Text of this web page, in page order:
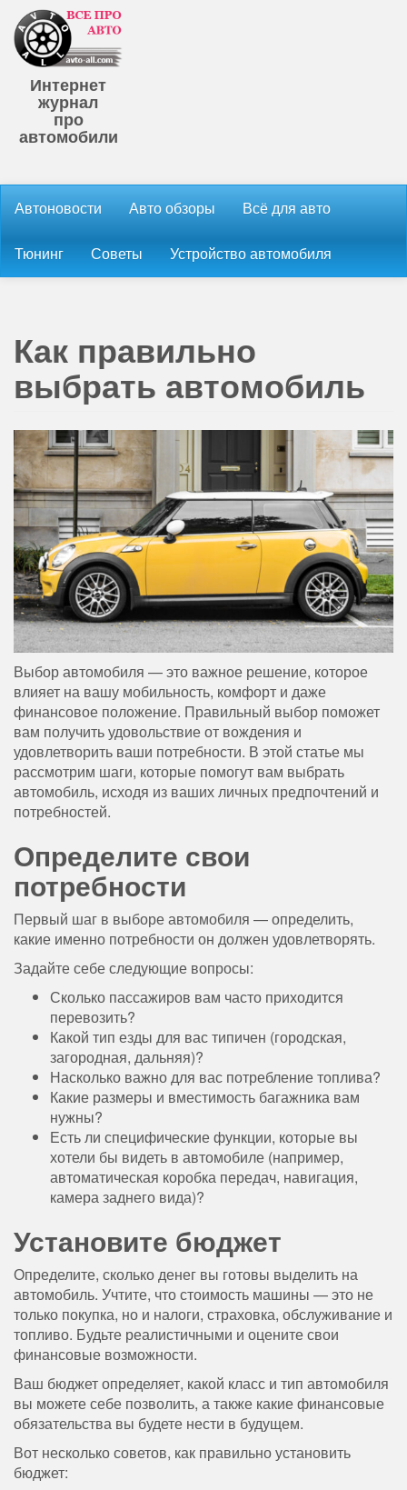
Интернет
журнал
про
автомобили
Автоновости Авто обзоры Всё для авто
Тюнинг Советы Устройство автомобиля
Как правильно
выбрать автомобиль
Выбор автомобиля — это важное решение, которое
влияет на вашу мобильность, комфорт и даже
финансовое положение. Правильный выбор поможет
вам получить удовольствие от вождения и
удовлетворить ваши потребности. В этой статье мы
рассмотрим шаги, которые помогут вам выбрать
автомобиль, исходя из ваших личных предпочтений и
потребностей.
Определите свои
потребности
Первый шаг в выборе автомобиля — определить,
какие именно потребности он должен удовлетворять.
Задайте себе следующие вопросы:
Сколько пассажиров вам часто приходится
перевозить?
Какой тип езды для вас типичен (городская,
загородная, дальняя)?
Насколько важно для вас потребление топлива?
Какие размеры и вместимость багажника вам
нужны?
Есть ли специфические функции, которые вы
хотели бы видеть в автомобиле (например,
автоматическая коробка передач, навигация,
камера заднего вида)?
Установите бюджет
Определите, сколько денег вы готовы выделить на
автомобиль. Учтите, что стоимость машины — это не
только покупка, но и налоги, страховка, обслуживание и
топливо. Будьте реалистичными и оцените свои
финансовые возможности.
Ваш бюджет определяет, какой класс и тип автомобиля
вы можете себе позволить, а также какие финансовые
обязательства вы будете нести в будущем.
Вот несколько советов, как правильно установить
бюджет: